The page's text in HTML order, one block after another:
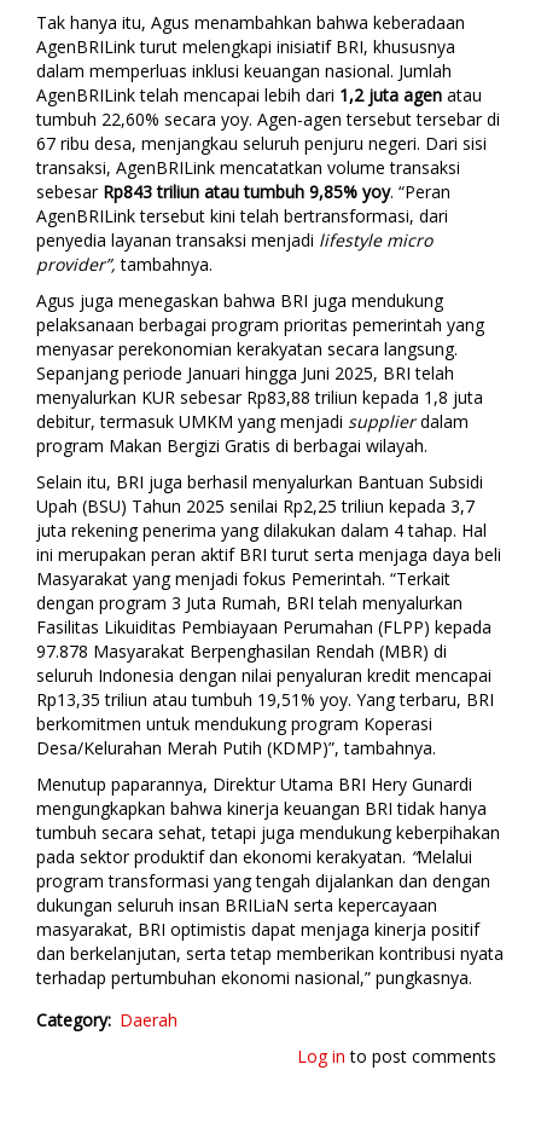
Tak hanya itu, Agus menambahkan bahwa keberadaan
AgenBRILink turut melengkapi inisiatif BRI, khususnya
dalam memperluas inklusi keuangan nasional. Jumlah
AgenBRILink telah mencapai lebih dari 1,2 juta agen atau
tumbuh 22,60% secara yoy. Agen-agen tersebut tersebar di
67 ribu desa, menjangkau seluruh penjuru negeri. Dari sisi
transaksi, AgenBRILink mencatatkan volume transaksi
sebesar Rp843 triliun atau tumbuh 9,85% yoy. “Peran
AgenBRILink tersebut kini telah bertransformasi, dari
penyedia layanan transaksi menjadi lifestyle micro
provider”,tambahnya.
Agus juga menegaskan bahwa BRI juga mendukung
pelaksanaan berbagai program prioritas pemerintah yang
menyasar perekonomian kerakyatan secara langsung.
Sepanjang periode Januari hingga Juni 2025, BRI telah
menyalurkan KUR sebesar Rp83,88 triliun kepada 1,8 juta
debitur, termasuk UMKM yang menjadi supplierdalam
program Makan Bergizi Gratis di berbagai wilayah.
Selain itu, BRI juga berhasil menyalurkan Bantuan Subsidi
Upah (BSU) Tahun 2025 senilai Rp2,25 triliun kepada 3,7
juta rekening penerima yang dilakukan dalam 4 tahap. Hal
ini merupakan peran aktif BRI turut serta menjaga daya beli
Masyarakat yang menjadi fokus Pemerintah. “Terkait
dengan program 3 Juta Rumah, BRI telah menyalurkan
Fasilitas Likuiditas Pembiayaan Perumahan (FLPP) kepada
97.878 Masyarakat Berpenghasilan Rendah (MBR) di
seluruh Indonesia dengan nilai penyaluran kredit mencapai
Rp13,35 triliun atau tumbuh 19,51% yoy. Yang terbaru, BRI
berkomitmen untuk mendukung program Koperasi
Desa/Kelurahan Merah Putih (KDMP)”, tambahnya.
Menutup paparannya, Direktur Utama BRI Hery Gunardi
mengungkapkan bahwa kinerja keuangan BRI tidak hanya
tumbuh secara sehat, tetapi juga mendukung keberpihakan
pada sektor produktif dan ekonomi kerakyatan. “Melalui
program transformasi yang tengah dijalankan dan dengan
dukungan seluruh insan BRILiaN serta kepercayaan
masyarakat, BRI optimistis dapat menjaga kinerja positif
dan berkelanjutan, serta tetap memberikan kontribusi nyata
terhadap pertumbuhan ekonomi nasional,” pungkasnya.
Category Daerah
Log in to post comments